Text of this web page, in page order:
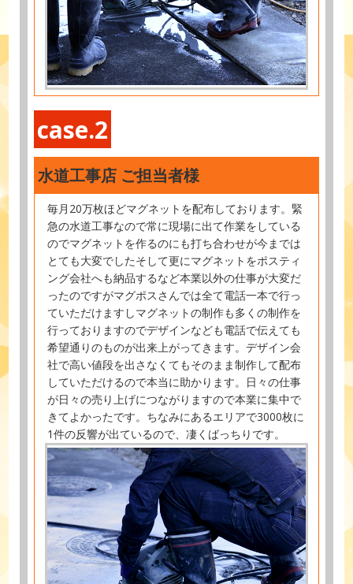
case.2
水道工事店 ご担当者様
毎月20万枚ほどマグネットを配布しております。緊
急の水道工事なので常に現場に出て作業をしている
のでマグネットを作るのにも打ち合わせが今までは
とても大変でしたそして更にマグネットをポスティ
ング会社へも納品するなど本業以外の仕事が大変だ
ったのですがマグポスさんでは全て電話一本で行っ
ていただけますしマグネットの制作も多くの制作を
行っておりますのでデザインなども電話で伝えても
希望通りのものが出来上がってきます。デザイン会
社で高い値段を出さなくてもそのまま制作して配布
していただけるので本当に助かります。日々の仕事
が日々の売り上げにつながりますので本業に集中で
きてよかったです。ちなみにあるエリアで3000枚に
1件の反響が出ているので、凄くばっちりです。